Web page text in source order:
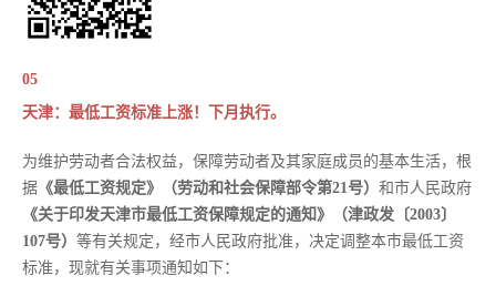
05
天津：最低工资标准上涨！下月执行。
为维护劳动者合法权益，保障劳动者及其家庭成员的基本生活，根
据 《最低工资规定》（劳动和社会保障部令第21号） 和市人民政府
《关于印发天津市最低工资保障规定的通知》（津政发〔2003〕
107号） 等有关规定，经市人民政府批准，决定调整本市最低工资
标准，现就有关事项通知如下：